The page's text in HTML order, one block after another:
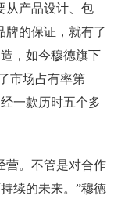
产品设计、包
牌的保证，就有了
，如今穆徳旗下
市场占有率第
一款历时五个多
。不管是对合作
续的未来。”穆徳